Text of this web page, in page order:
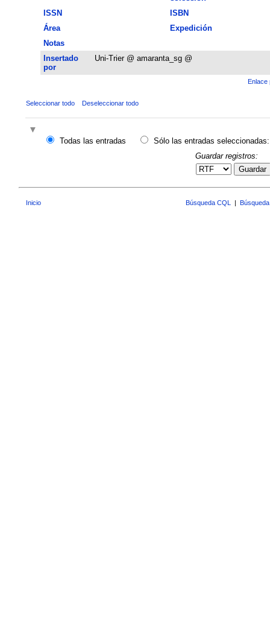
ISSN
ISBN
Área
Expedición
Notas
Insertado
por
Uni-Trier @ amaranta_sg @
Enlace
Seleccionar todo Deseleccionar todo
Todas las entradas
Sólo las entradas seleccionadas:
Guardar registros:
Guardar
Inicio Búsqueda CQL